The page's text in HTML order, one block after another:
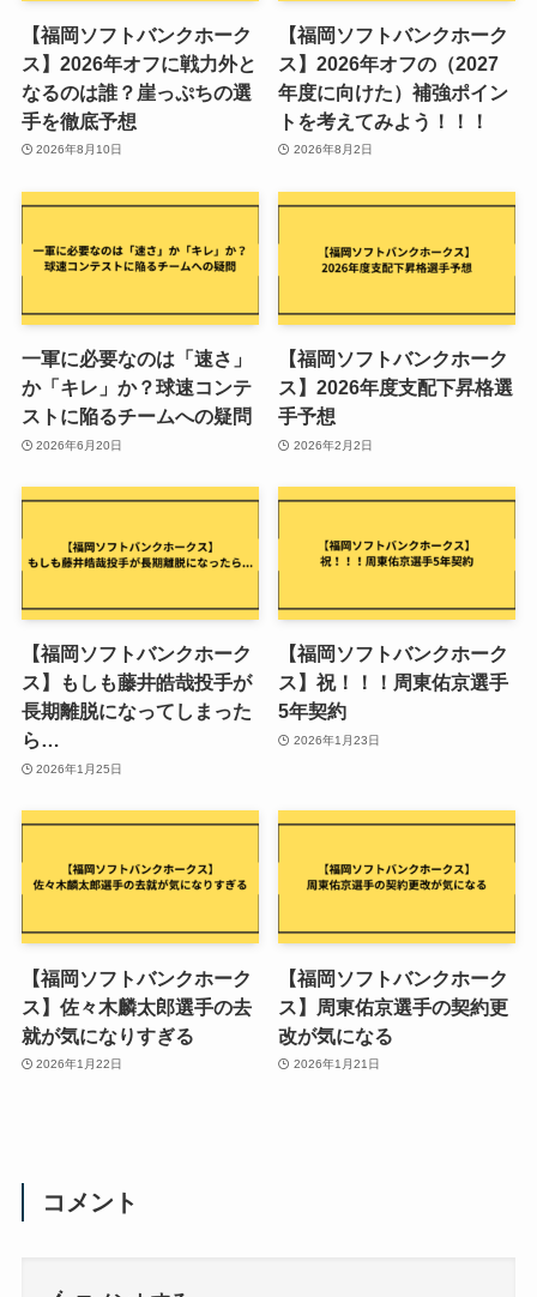
【福岡ソフトバンクホーク
ス】2026年オフに戦力外と
なるのは誰？崖っぷちの選
手を徹底予想
2026年8月10日
【福岡ソフトバンクホーク
ス】2026年オフの（2027
年度に向けた）補強ポイン
トを考えてみよう！！！
2026年8月2日
一軍に必要なのは「速さ」
か「キレ」か？球速コンテ
ストに陥るチームへの疑問
2026年6月20日
【福岡ソフトバンクホーク
ス】2026年度支配下昇格選
手予想
2026年2月2日
【福岡ソフトバンクホーク
ス】もしも藤井皓哉投手が
長期離脱になってしまった
ら…
2026年1月25日
【福岡ソフトバンクホーク
ス】祝！！！周東佑京選手
5年契約
2026年1月23日
【福岡ソフトバンクホーク
ス】佐々木麟太郎選手の去
就が気になりすぎる
2026年1月22日
【福岡ソフトバンクホーク
ス】周東佑京選手の契約更
改が気になる
2026年1月21日
コメント